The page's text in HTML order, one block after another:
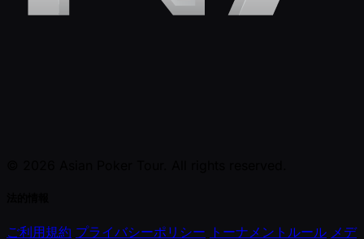
ご利用規約 プライバシーポリシー トーナメントルール メデ